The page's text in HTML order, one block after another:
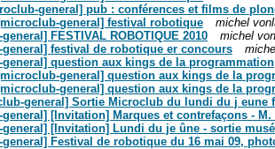
general] pub : conférences et films de
general] festival robotique
michel
FESTIVAL ROBOTIQUE 2010
michel
festival de robotique er concours
question aux kings de la programmation
general] question aux kings de la
general] question aux kings de la
general] Sortie Microclub du lundi du j eune
[Invitation] Marques et contrefaçons -
[Invitation] Lundi du je ûne - sortie
Festival de robotique du 16 mai 09,